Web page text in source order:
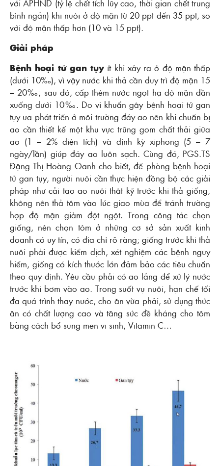
với APHND (tỷ lệ chết tích lũy cao, thời gian chết trung
bình ngắn) khi nuôi ở độ mặn từ 20 ppt đến 35 ppt, so
với độ mặn thấp hơn (10 và 15 ppt).
Giải pháp
Bệnh hoại tử gan tụyít khi xảy ra ở độ mặn thấp
(dưới 10‰), vì vậy nước khi thả cần duy trì độ mặn 15
– 20‰; sau đó, cấp thêm nước ngọt hạ độ mặn dần
xuống dưới 10‰. Do vi khuẩn gây bệnh hoại tử gan
tụy ưa phát triển ở môi trường đáy ao nên khi chuẩn bị
ao cần thiết kế một khu vực trũng gom chất thải giữa
ao (1 – 2% diện tích) và định kỳ xiphong (5 – 7
ngày/lần) giúp đáy ao luôn sạch. Cùng đó, PGS.TS
Đặng Thị Hoàng Oanh cho biết, để phòng bệnh hoại
tử gan tụy, người nuôi cần thực hiện đồng bộ các giải
pháp như cải tạo ao nuôi thật kỹ trước khi thả giống,
không nên thả tôm vào lúc giao mùa để tránh trường
hợp độ mặn giảm đột ngột. Trong công tác chọn
giống, nên chọn tôm ở những cơ sở sản xuất kinh
doanh có uy tín, có địa chỉ rõ ràng; giống trước khi thả
nuôi phải được kiểm dịch, xét nghiệm các bệnh nguy
hiểm, giống có kích thước lớn đảm bảo các tiêu chuẩn
theo quy định. Yêu cầu phải có ao lắng để xử lý nước
trước khi bơm vào ao. Trong suốt vụ nuôi, hạn chế tối
đa quá trình thay nước, cho ăn vừa phải, sử dụng thức
ăn có chất lượng cao và tăng sức đề kháng cho tôm
bằng cách bổ sung men vi sinh, Vitamin C…